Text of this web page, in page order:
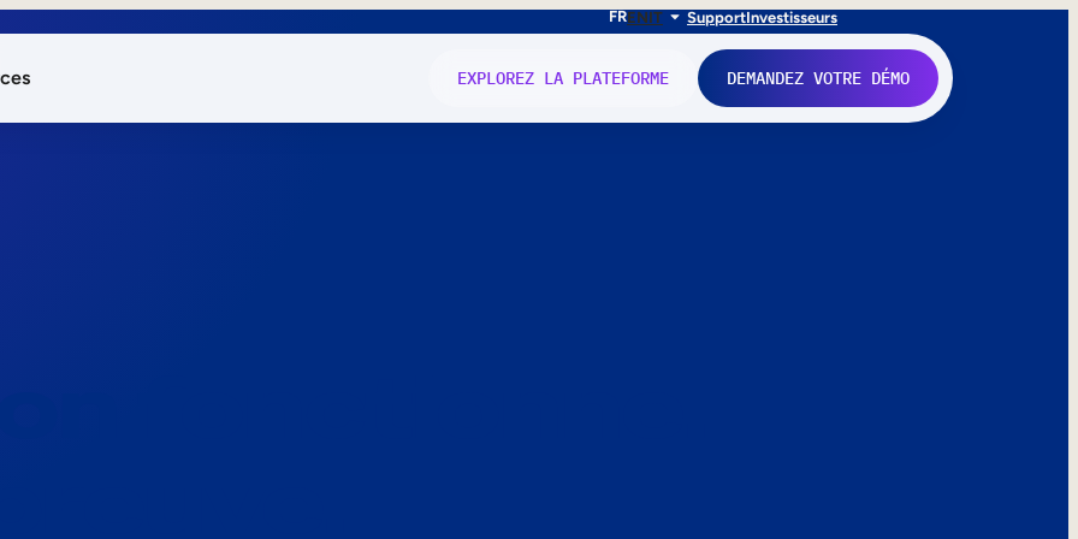
FRENIT SupportInvestisseurs
EXPLOREZ LA PLATEFORME DEMANDEZ VOTRE DÉMO